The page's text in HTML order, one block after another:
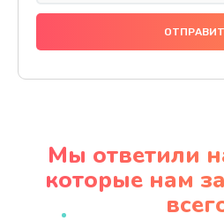
Замена
480 руб.
Замена
Мы ответили
которые нам